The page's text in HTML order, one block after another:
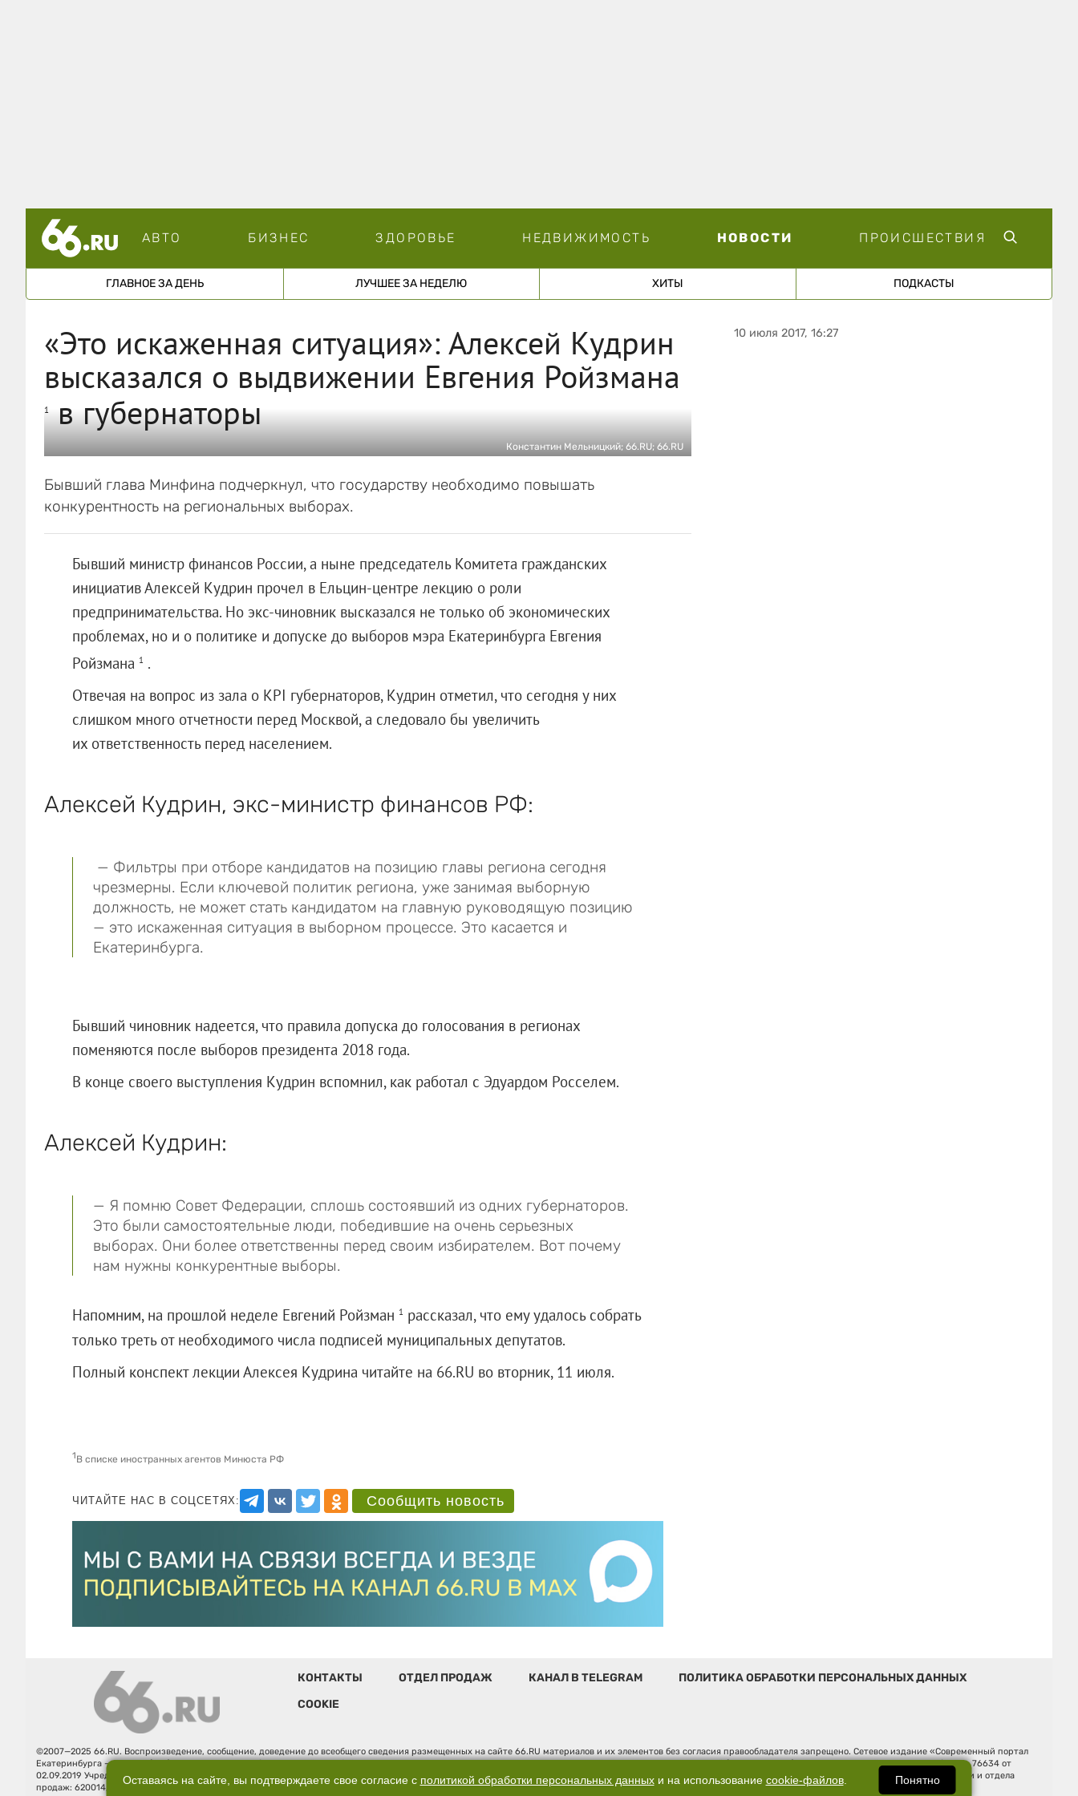
АВТО БИЗНЕС ЗДОРОВЬЕ НЕДВИЖИМОСТЬ НОВОСТИ ПРОИСШЕСТВИЯ
ГЛАВНОЕ ЗА ДЕНЬ ЛУЧШЕЕ ЗА НЕДЕЛЮ ХИТЫ ПОДКАСТЫ
«Это искаженная ситуация»: Алексей Кудрин
высказался о выдвижении Евгения Ройзмана
1в губернаторы
Константин Мельницкий; 66.RU; 66.RU
Бывший глава Минфина подчеркнул, что государству необходимо повышать
конкурентность на региональных выборах.
Бывший министр финансов России, а ныне председатель Комитета гражданских
инициатив Алексей Кудрин прочел в Ельцин-центре лекцию о роли
предпринимательства. Но экс-чиновник высказался не только об экономических
проблемах, но и о политике и допуске до выборов мэра Екатеринбурга Евгения
Ройзмана 1 .
Отвечая на вопрос из зала о KPI губернаторов, Кудрин отметил, что сегодня у них
слишком много отчетности перед Москвой, а следовало бы увеличить
их ответственность перед населением.
Алексей Кудрин, экс-министр финансов РФ:
— Фильтры при отборе кандидатов на позицию главы региона сегодня
чрезмерны. Если ключевой политик региона, уже занимая выборную
должность, не может стать кандидатом на главную руководящую позицию
— это искаженная ситуация в выборном процессе. Это касается и
Екатеринбурга.
Бывший чиновник надеется, что правила допуска до голосования в регионах
поменяются после выборов президента 2018 года.
В конце своего выступления Кудрин вспомнил, как работал с Эдуардом Росселем.
Алексей Кудрин:
— Я помню Совет Федерации, сплошь состоявший из одних губернаторов.
Это были самостоятельные люди, победившие на очень серьезных
выборах. Они более ответственны перед своим избирателем. Вот почему
нам нужны конкурентные выборы.
Напомним, на прошлой неделе Евгений Ройзман 1 рассказал, что ему удалось собрать
только треть от необходимого числа подписей муниципальных депутатов.
Полный конспект лекции Алексея Кудрина читайте на 66.RU во вторник, 11 июля.
1В списке иностранных агентов Минюста РФ
ЧИТАЙТЕ НАС В СОЦСЕТЯХ: Сообщить новость
10 июля 2017, 16:27
КОНТАКТЫ ОТДЕЛ ПРОДАЖ КАНАЛ В TELEGRAM
ПОЛИТИКА ОБРАБОТКИ ПЕРСОНАЛЬНЫХ ДАННЫХ
COOKIE
©2007—2025 66.RU. Воспроизведение, сообщение, доведение до всеобщего сведения размещенных на сайте 66.RU материалов и их элементов без согласия правообладателя запрещено. Сетевое издание «Современный портал
Екатеринбурга — «66.ru» (18+) зарегистрировано Федеральной службой по надзору в сфере связи, информационных технологий и массовых коммуникаций (Роскомнадзор). Регистрационный номер ЭЛ № ФС 77 - 76634 от
02.09.2019 Учредитель: Общество с ограниченной ответственностью "66.ру". Юридический адрес: 620014, Свердловская обл., г. Екатеринбург, ул. Бориса Ельцина, строение 3, оф. 7015 Фактический адрес редакции и отдела
продаж: 620014, Свердловская обл., г. Екатеринбург, ул. Бориса Ельцина, д. 3, оф. 7015, +7 (343) 288-50-66 info@news.66.ru Главный редактор: Шлыков Д.В.
Оставаясь на сайте, вы подтверждаете свое согласие с политикой обработки персональных данныхи на использование cookie-файлов. Понятно